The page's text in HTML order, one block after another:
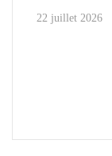
22 juillet 2026